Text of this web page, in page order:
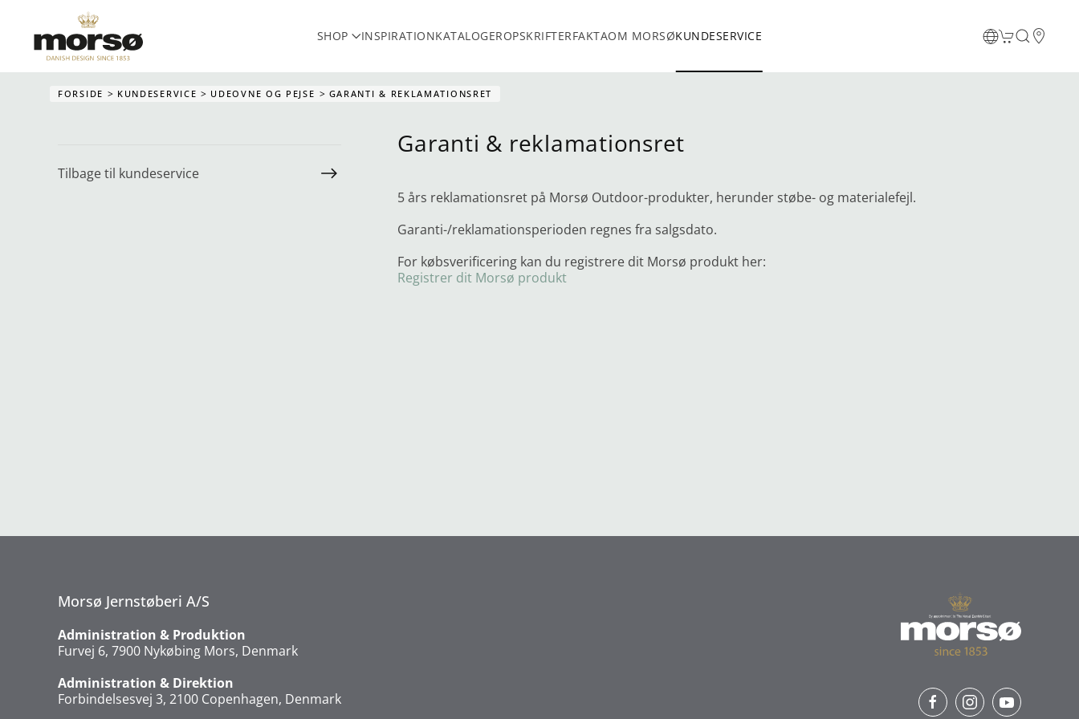
Skip to main content SHOP INSPIRATIONKATALOGEROPSKRIFTERFAKTAOM MORSØKUNDESERVICE
FORSIDE KUNDESERVICE UDEOVNE OG PEJSE GARANTI & REKLAMATIONSRET
Tilbage til kundeservice
Garanti & reklamationsret
5 års reklamationsret på Morsø Outdoor-produkter, herunder støbe- og materialefejl.
Garanti-/reklamationsperioden regnes fra salgsdato.
For købsverificering kan du registrere dit Morsø produkt her:
Registrer dit Morsø produkt
Morsø Jernstøberi A/S
Administration & Produktion
Furvej 6, 7900 Nykøbing Mors, Denmark
Administration & Direktion
Forbindelsesvej 3, 2100 Copenhagen, Denmark